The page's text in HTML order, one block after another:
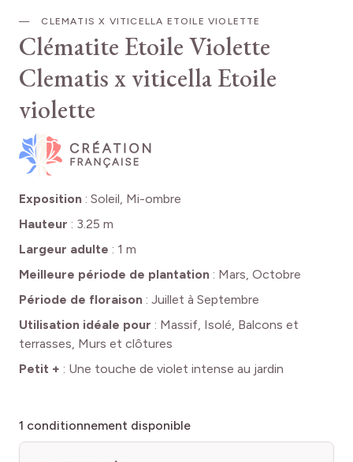
CLEMATIS X VITICELLA ETOILE VIOLETTE
Clématite Etoile Violette
Clematis x viticella Etoile
violette
Exposition : Soleil, Mi-ombre
Hauteur : 3.25 m
Largeur adulte : 1 m
Meilleure période de plantation : Mars, Octobre
Période de floraison : Juillet à Septembre
Utilisation idéale pour : Massif, Isolé, Balcons et
terrasses, Murs et clôtures
Petit + : Une touche de violet intense au jardin
1 conditionnement disponible